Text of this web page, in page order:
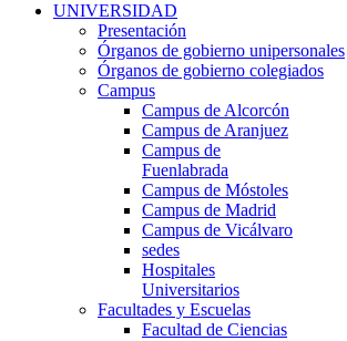
UNIVERSIDAD
Presentación
Órganos de gobierno unipersonales
Órganos de gobierno colegiados
Campus
Campus de Alcorcón
Campus de Aranjuez
Campus de
Fuenlabrada
Campus de Móstoles
Campus de Madrid
Campus de Vicálvaro
sedes
Hospitales
Universitarios
Facultades y Escuelas
Facultad de Ciencias